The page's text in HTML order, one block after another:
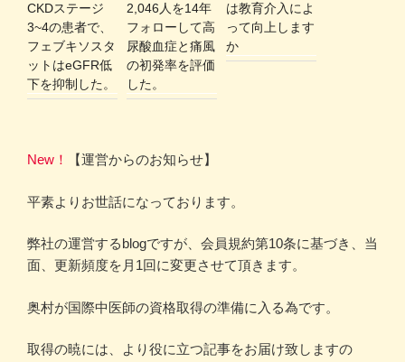
CKDステージ
3~4の患者で、
フェブキソスタ
ットはeGFR低
下を抑制した。
2,046人を14年
フォローして高
尿酸血症と痛風
の初発率を評価
した。
は教育介入によ
って向上します
か
New！ 【運営からのお知らせ】
平素よりお世話になっております。
弊社の運営するblogですが、会員規約第10条に基づき、当
面、更新頻度を月1回に変更させて頂きます。
奥村が国際中医師の資格取得の準備に入る為です。
取得の暁には、より役に立つ記事をお届け致しますの